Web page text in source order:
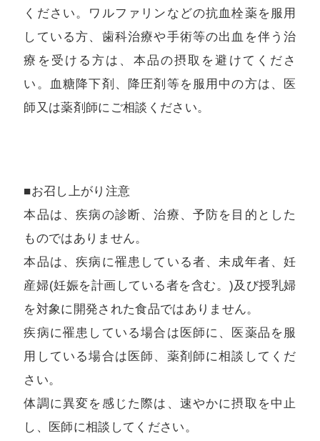
ください。ワルファリンなどの抗血栓薬を服用
している方、歯科治療や手術等の出血を伴う治
療を受ける方は、本品の摂取を避けてくださ
い。血糖降下剤、降圧剤等を服用中の方は、医
師又は薬剤師にご相談ください。
■お召し上がり注意
本品は、疾病の診断、治療、予防を目的とした
ものではありません。
本品は、疾病に罹患している者、未成年者、妊
産婦(妊娠を計画している者を含む。)及び授乳婦
を対象に開発された食品ではありません。
疾病に罹患している場合は医師に、医薬品を服
用している場合は医師、薬剤師に相談してくだ
さい。
体調に異変を感じた際は、速やかに摂取を中止
し、医師に相談してください。